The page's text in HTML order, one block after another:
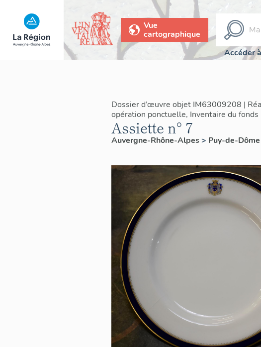
Vue
cartographique
Accéder
Dossier d’œuvre objet IM63009208 |
opération ponctuelle, Inventaire du
Assiette n° 7
Auvergne-Rhône-Alpes> Puy-de-Dôme